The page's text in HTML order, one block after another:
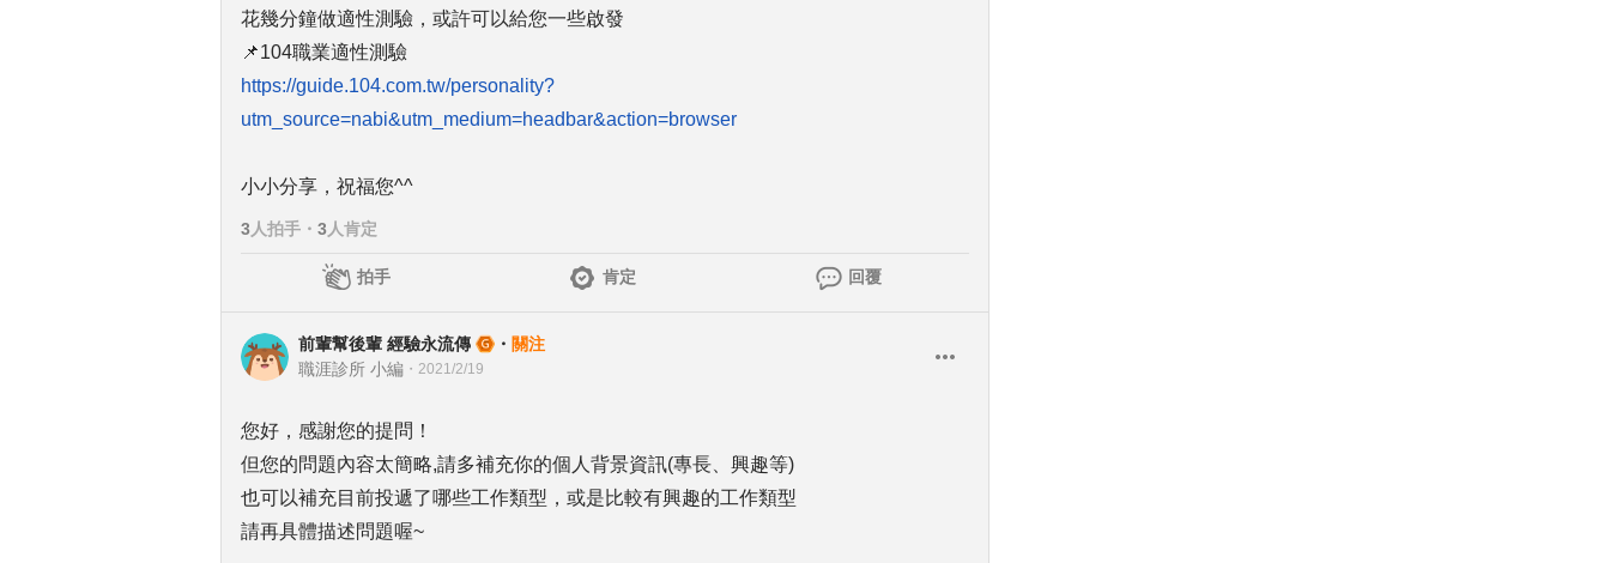
花幾分鐘做適性測驗，或許可以給您一些啟發
📌104職業適性測驗
https://guide.104.com.tw/personality?
utm_source=nabi&utm_medium=headbar&action=browser
小小分享，祝福您^^
3人拍手 ・ 3人肯定
拍手 肯定 回覆
前輩幫後輩 經驗永流傳 ・ 關注
職涯診所 小編 ・ 2021/2/19
您好，感謝您的提問！
但您的問題內容太簡略,請多補充你的個人背景資訊(專長、興趣等)
也可以補充目前投遞了哪些工作類型，或是比較有興趣的工作類型
請再具體描述問題喔~